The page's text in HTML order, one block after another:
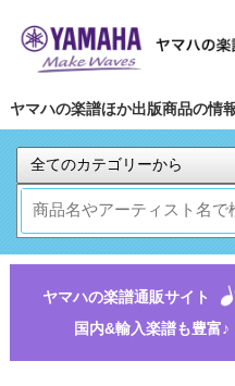
ヤマハの楽譜ほか出版商品の情
ヤマハの楽譜通販サイト
国内&輸入楽譜も豊富♪